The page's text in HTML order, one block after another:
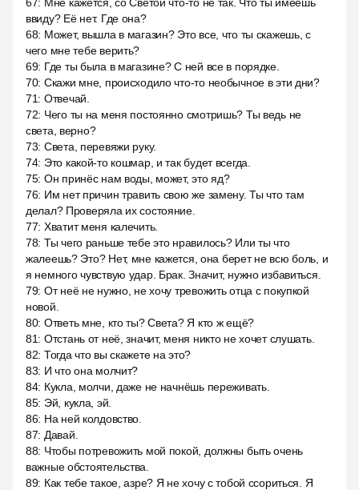
ввиду? Её нет. Где она?
68: Может, вышла в магазин? Это все, что ты скажешь, с
чего мне тебе верить?
69: Где ты была в магазине? С ней все в порядке.
70: Скажи мне, происходило что-то необычное в эти дни?
71: Отвечай.
72: Чего ты на меня постоянно смотришь? Ты ведь не
света, верно?
73: Света, перевяжи руку.
74: Это какой-то кошмар, и так будет всегда.
75: Он принёс нам воды, может, это яд?
76: Им нет причин травить свою же замену. Ты что там
делал? Проверяла их состояние.
77: Хватит меня калечить.
78: Ты чего раньше тебе это нравилось? Или ты что
жалеешь? Это? Нет, мне кажется, она берет не всю боль, и
я немного чувствую удар. Брак. Значит, нужно избавиться.
79: От неё не нужно, не хочу тревожить отца с покупкой
новой.
80: Ответь мне, кто ты? Света? Я кто ж ещё?
81: Отстань от неё, значит, меня никто не хочет слушать.
82: Тогда что вы скажете на это?
83: И что она молчит?
84: Кукла, молчи, даже не начнёшь переживать.
85: Эй, кукла, эй.
86: На ней колдовство.
87: Давай.
88: Чтобы потревожить мой покой, должны быть очень
важные обстоятельства.
89: Как тебе такое, азре? Я не хочу с тобой ссориться. Я